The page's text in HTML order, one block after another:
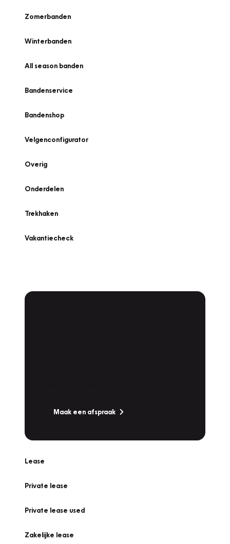
Zomerbanden
Winterbanden
All season banden
Bandenservice
Bandenshop
Velgenconfigurator
Overig
Onderdelen
Trekhaken
Vakantiecheck
Maak een afspraak
Lease
Private lease
Private lease used
Zakelijke lease